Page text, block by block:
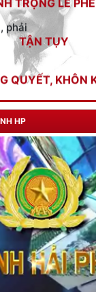
QUYẾT, KHÔN
thư Chủ tịch Hồ Chí
Công an Khu XII,
11 tháng 3 năm
HP